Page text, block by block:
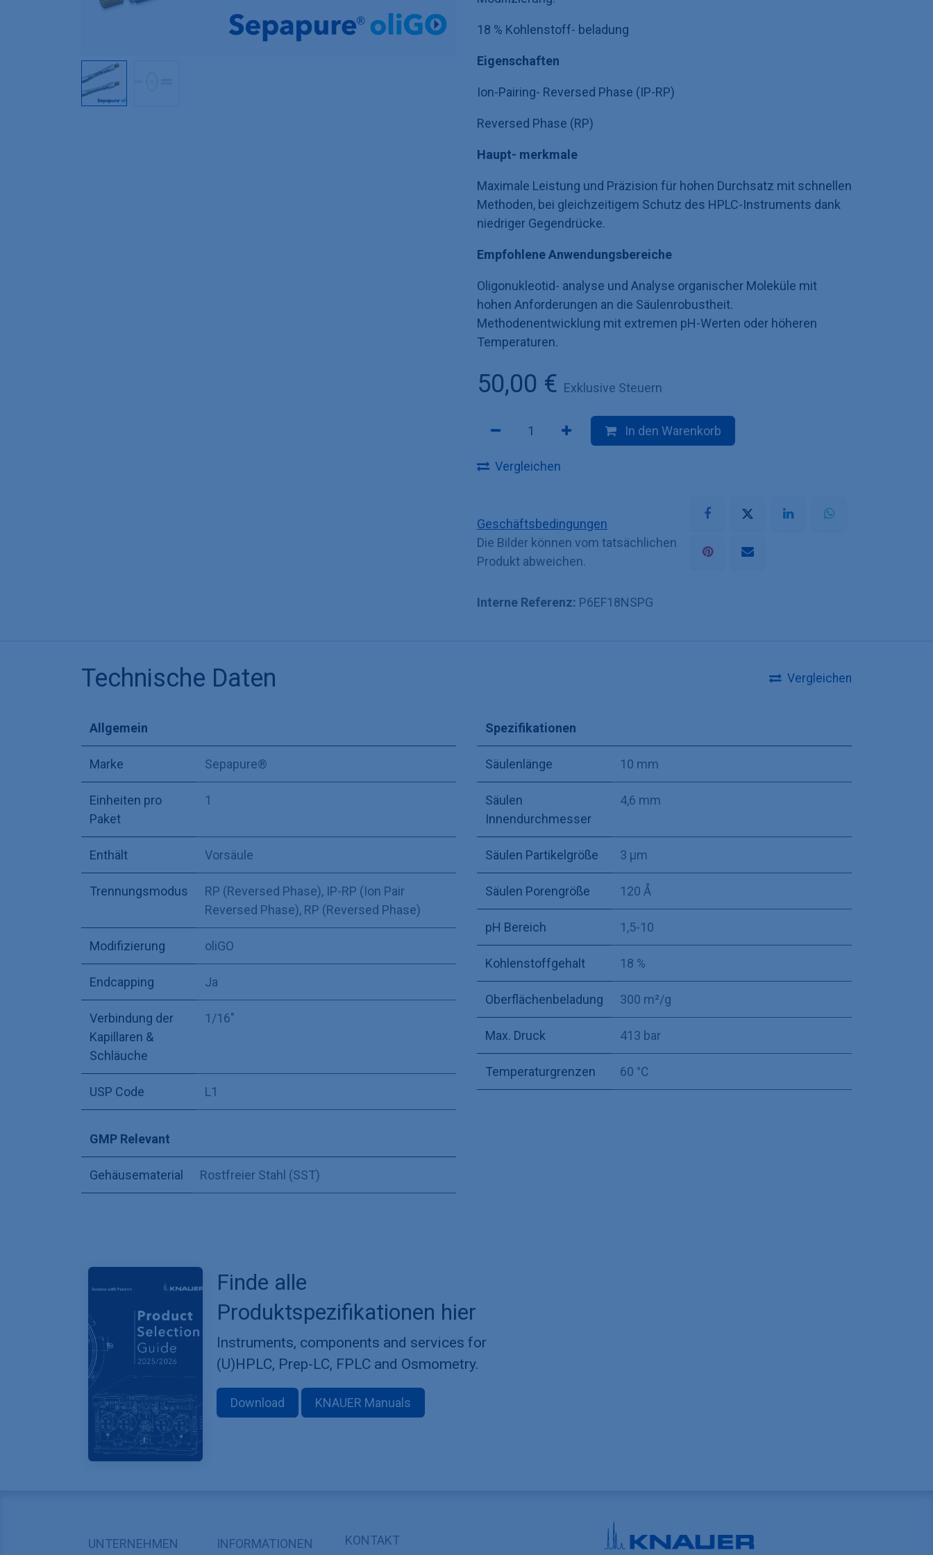
18 % Kohlenstoff- beladung
Eigenschaften
Ion-Pairing- Reversed Phase (IP-RP)
Reversed Phase (RP)
Haupt- merkmale
Maximale Leistung und Präzision für hohen Durchsatz mit schnellen
Methoden, bei gleichzeitigem Schutz des HPLC-Instruments dank
niedriger Gegendrücke.
Empfohlene Anwendungsbereiche
Oligonukleotid- analyse und Analyse organischer Moleküle mit
hohen Anforderungen an die Säulenrobustheit.
Methodenentwicklung mit extremen pH-Werten oder höheren
Temperaturen.
50,00 € Exklusive Steuern
In den Warenkorb
Vergleichen
Geschäftsbedingungen
Die Bilder können vom tatsächlichen
Produkt abweichen.
Interne Referenz: P6EF18NSPG
Technische Daten Vergleichen
Allgemein
Marke Sepapure®
Einheiten pro
Paket
1
Enthält Vorsäule
Trennungsmodus RP (Reversed Phase), IP-RP (Ion Pair
Reversed Phase), RP (Reversed Phase)
Modifizierung oliGO
Endcapping Ja
Verbindung der
Kapillaren &
Schläuche
1/16"
USP Code L1
Spezifikationen
Säulenlänge 10 mm
Säulen
Innendurchmesser
4,6 mm
Säulen Partikelgröße 3 µm
Säulen Porengröße 120 Å
pH Bereich 1,5-10
Kohlenstoffgehalt 18 %
Oberflächenbeladung 300 m²/g
Max. Druck 413 bar
Temperaturgrenzen 60 °C
GMP Relevant
Gehäusematerial Rostfreier Stahl (SST)
Finde alle
Produktspezifikationen hier
Instruments, components and services for
(U)HPLC, Prep-LC, FPLC and Osmometry.
Download KNAUER Manuals
UNTERNEHMEN INFORMATIONEN KONTAKT